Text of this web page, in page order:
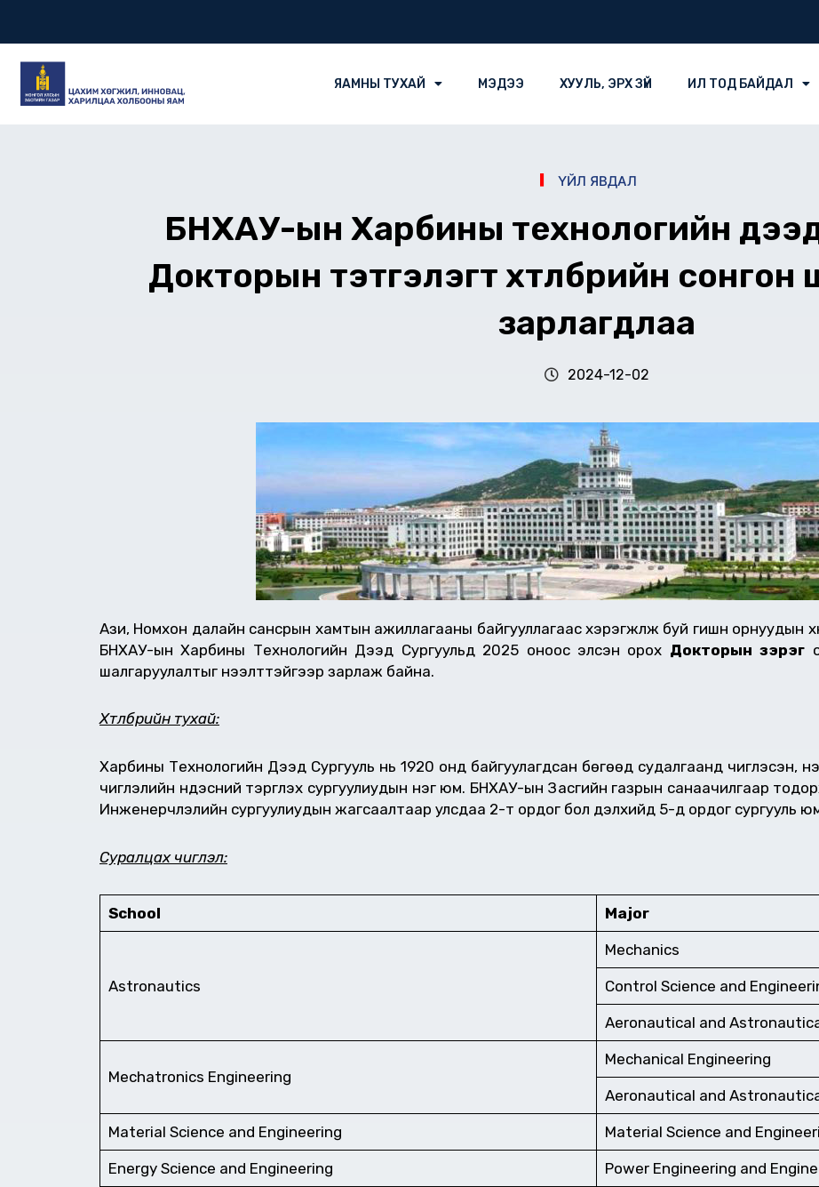
ЯАМНЫ ТУХАЙ МЭДЭЭ ХУУЛЬ, ЭРХ ЗҮЙ ИЛ ТОД БАЙДАЛ
ҮЙЛ ЯВДАЛ
БНХАУ-ын Харбины технологийн
Докторын тэтгэлэгт хөтөлбөрийн
зарлагдлаа
2024-12-02
Ази, Номхон далайн сансрын хамтын ажиллагааны байгууллагаас хэрэгжүүлж буй гишүүн орнуудын
БНХАУ-ын Харбины Технологийн Дээд Сургуульд 2025 оноос элсэн орох Докторын зэрэг
шалгаруулалтыг нээлттэйгээр зарлаж байна.
Хөтөлбөрийн тухай:
Харбины Технологийн Дээд Сургууль нь 1920 онд байгуулагдсан бөгөөд судалгаанд чиглэсэн,
чиглэлийн үндэсний тэргүүлэх сургуулиудын нэг юм. БНХАУ-ын Засгийн газрын санаачилгаар
Инженерчлэлийн сургуулиудын жагсаалтаар улсдаа 2-т ордог бол дэлхийд 5-д ордог сургууль
Суралцах чиглэл:
School Major
Astronautics
Mechanics
Control Science and
Aeronautical and
Mechatronics Engineering
Mechanical Engineering
Aeronautical and
Material Science and Engineering Material Science and
Energy Science and Engineering Power Engineering and